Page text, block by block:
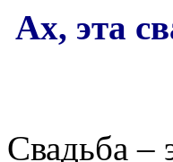
Ах, эта
Свадьба –